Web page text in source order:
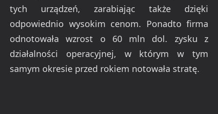
tych urządzeń, zarabiając także dzięki
odpowiednio wysokim cenom. Ponadto firma
odnotowała wzrost o 60 mln dol. zysku z
działalności operacyjnej, w którym w tym
samym okresie przed rokiem notowała stratę.